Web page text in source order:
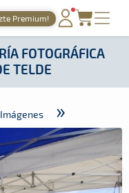
desde 1999
Premium!
PORTADA
TIEMPOS ONLINE
AGENDA
GALERÍAS
TIENDA
Fotográfica Rallye
FOTOGRÁFICA
TELDE
Imágenes »